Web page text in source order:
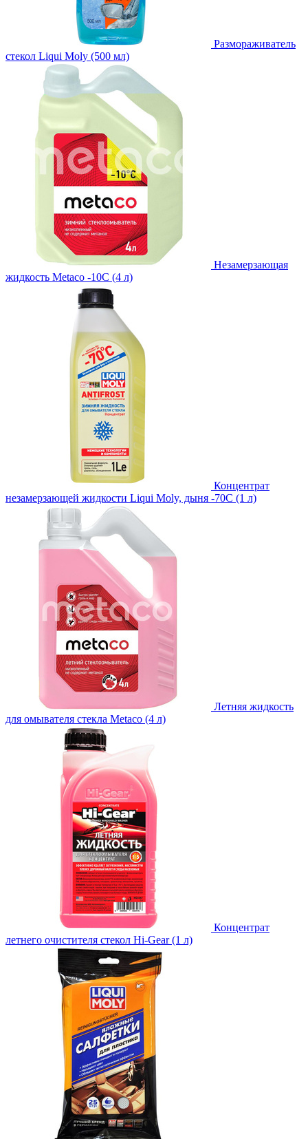
Размораживатель
стекол Liqui Moly (500 мл)
Незамерзающая
жидкость Metaco -10C (4 л)
Концентрат
незамерзающей жидкости Liqui Moly, дыня -70С (1 л)
Летняя жидкость
для омывателя стекла Metaco (4 л)
Концентрат
летнего очистителя стекол Hi-Gear (1 л)